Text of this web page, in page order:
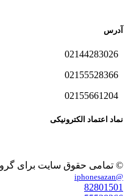
آدرس
نماد اعتماد الکترونیکی
© تمامی حقوق سایت برای
@iphonesazan
82801501